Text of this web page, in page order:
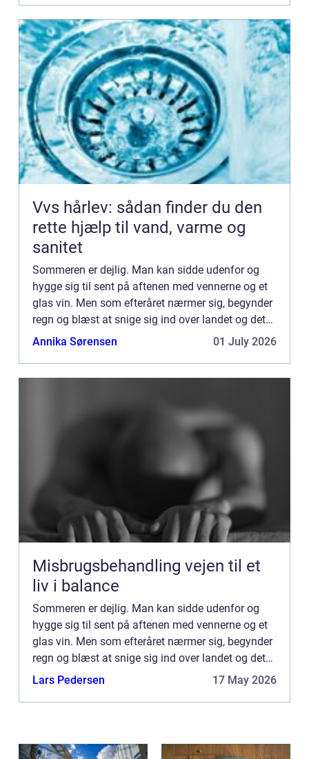
Vvs hårlev: sådan finder du den
rette hjælp til vand, varme og
sanitet
Sommeren er dejlig. Man kan sidde udenfor og
hygge sig til sent på aftenen med vennerne og et
glas vin. Men som efteråret nærmer sig, begynder
regn og blæst at snige sig ind over landet og det
kan nemt virke som om, man ikke kan side og
Annika Sørensen 01 July 2026
Misbrugsbehandling vejen til et
liv i balance
Sommeren er dejlig. Man kan sidde udenfor og
hygge sig til sent på aftenen med vennerne og et
glas vin. Men som efteråret nærmer sig, begynder
regn og blæst at snige sig ind over landet og det
kan nemt virke som om, man ikke kan side og
Lars Pedersen 17 May 2026